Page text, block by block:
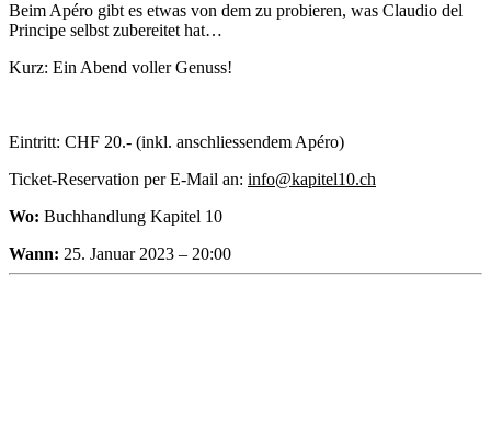
Beim Apéro gibt es etwas von dem zu probieren, was Claudio del
Principe selbst zubereitet hat…
Kurz: Ein Abend voller Genuss!
Eintritt: CHF 20.- (inkl. anschliessendem Apéro)
Ticket-Reservation per E-Mail an: info@kapitel10.ch
Wo: Buchhandlung Kapitel 10
Wann: 25. Januar 2023 – 20:00